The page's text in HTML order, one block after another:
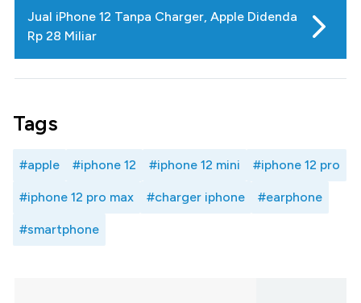
Jual iPhone 12 Tanpa Charger, Apple Didenda
Rp 28 Miliar
Tags
#apple #iphone 12 #iphone 12 mini #iphone 12 pro
#iphone 12 pro max #charger iphone #earphone
#smartphone